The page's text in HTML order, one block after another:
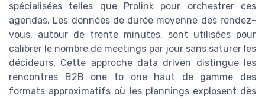
spécialisées telles que Prolink pour orchestrer ces
agendas. Les données de durée moyenne des rendez-
vous, autour de trente minutes, sont utilisées pour
calibrer le nombre de meetings par jour sans saturer les
décideurs. Cette approche data driven distingue les
rencontres B2B one to one haut de gamme des
formats approximatifs où les plannings explosent dès